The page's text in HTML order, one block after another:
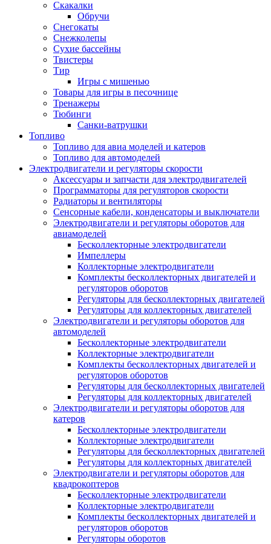
Скакалки
Обручи
Снегокаты
Снежколепы
Сухие бассейны
Твистеры
Тир
Игры с мишенью
Товары для игры в песочнице
Тренажеры
Тюбинги
Санки-ватрушки
Топливо
Топливо для авиа моделей и катеров
Топливо для автомоделей
Электродвигатели и регуляторы скорости
Аксессуары и запчасти для электродвигателей
Программаторы для регуляторов скорости
Радиаторы и вентиляторы
Сенсорные кабели, конденсаторы и выключатели
Электродвигатели и регуляторы оборотов для
авиамоделей
Бесколлекторные электродвигатели
Импеллеры
Коллекторные электродвигатели
Комплекты бесколлекторных двигателей и
регуляторов оборотов
Регуляторы для бесколлекторных двигателей
Регуляторы для коллекторных двигателей
Электродвигатели и регуляторы оборотов для
автомоделей
Бесколлекторные электродвигатели
Коллекторные электродвигатели
Комплекты бесколлекторных двигателей и
регуляторов оборотов
Регуляторы для бесколлекторных двигателей
Регуляторы для коллекторных двигателей
Электродвигатели и регуляторы оборотов для
катеров
Бесколлекторные электродвигатели
Коллекторные электродвигатели
Регуляторы для бесколлекторных двигателей
Регуляторы для коллекторных двигателей
Электродвигатели и регуляторы оборотов для
квадрокоптеров
Бесколлекторные электродвигатели
Коллекторные электродвигатели
Комплекты бесколлекторных двигателей и
регуляторов оборотов
Регуляторы оборотов